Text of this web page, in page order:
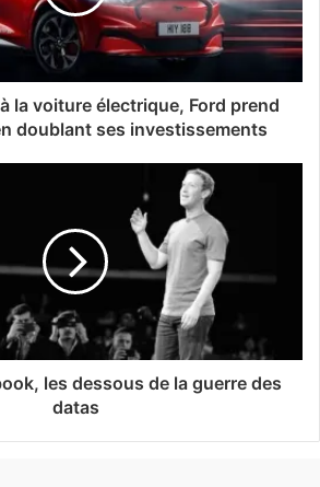
la voiture électrique, Ford prend
doublant ses investissements
les dessous de la guerre des
datas